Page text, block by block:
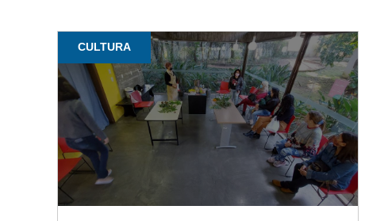
CULTURA